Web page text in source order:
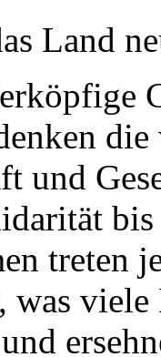
Land
und
treten
was